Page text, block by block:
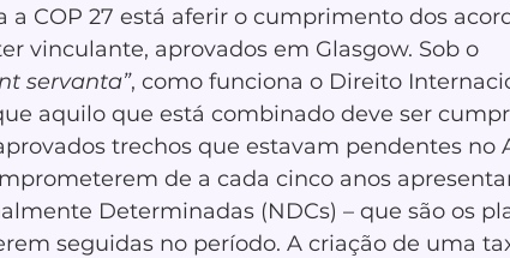
a COP 27 está aferir o cumprimento dos
vinculante, aprovados em Glasgow. Sob o
servanta”, como funciona o Direito
aquilo que está combinado deve ser
trechos que estavam pendentes no
de a cada cinco anos
Determinadas (NDCs) – que são os
seguidas no período. A criação de uma